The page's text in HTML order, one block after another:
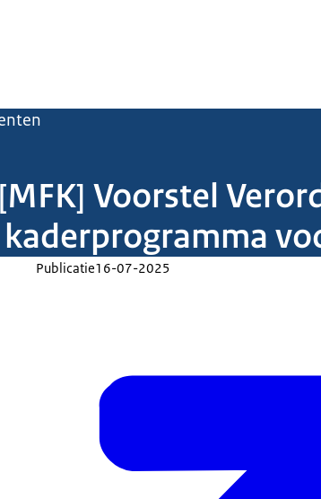
Voorstel
kaderprogramma
Publicatie16-07-2025